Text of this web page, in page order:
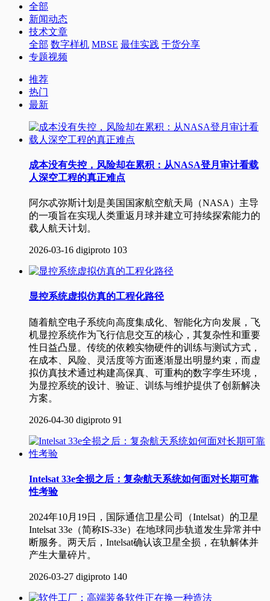
全部
新闻动态
技术文章
全部 数字样机 MBSE 最佳实践 干货分享
专题视频
推荐
热门
最新
成本没有失控，风险却在累积：从NASA登月审计看载
人深空工程的真正难点
阿尔忒弥斯计划是美国国家航空航天局（NASA）主导
的一项旨在实现人类重返月球并建立可持续探索能力的
载人航天计划‌。
2026-03-16 digiproto 103
显控系统虚拟仿真的工程化路径
随着航空电子系统向高度集成化、智能化方向发展，飞
机显控系统作为飞行信息交互的核心，其复杂性和重要
性日益凸显。传统的依赖实物硬件的训练与测试方式，
在成本、风险、灵活度等方面逐渐显出明显约束，而虚
拟仿真技术通过构建高保真、可重构的数字孪生环境，
为显控系统的设计、验证、训练与维护提供了创新解决
方案。
2026-04-30 digiproto 91
Intelsat 33e全损之后：复杂航天系统如何面对长期可靠
性考验
2024年10月19日，国际通信卫星公司（Intelsat）的卫星
Intelsat 33e（简称IS-33e）在地球同步轨道发生异常并中
断服务。两天后，Intelsat确认该卫星全损，在轨解体并
产生大量碎片。
2026-03-27 digiproto 140